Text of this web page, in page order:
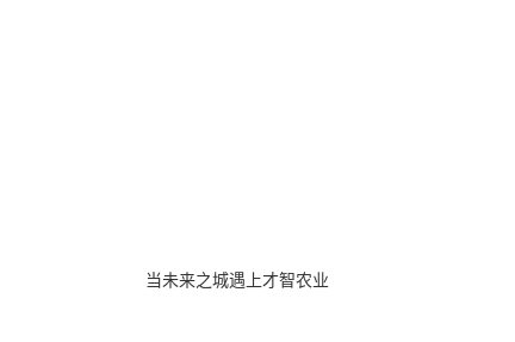
当未来之城遇上才智农业